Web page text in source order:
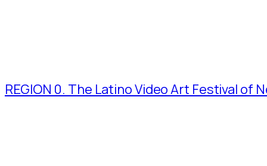
REGION 0. The Latino Video Art Festival of